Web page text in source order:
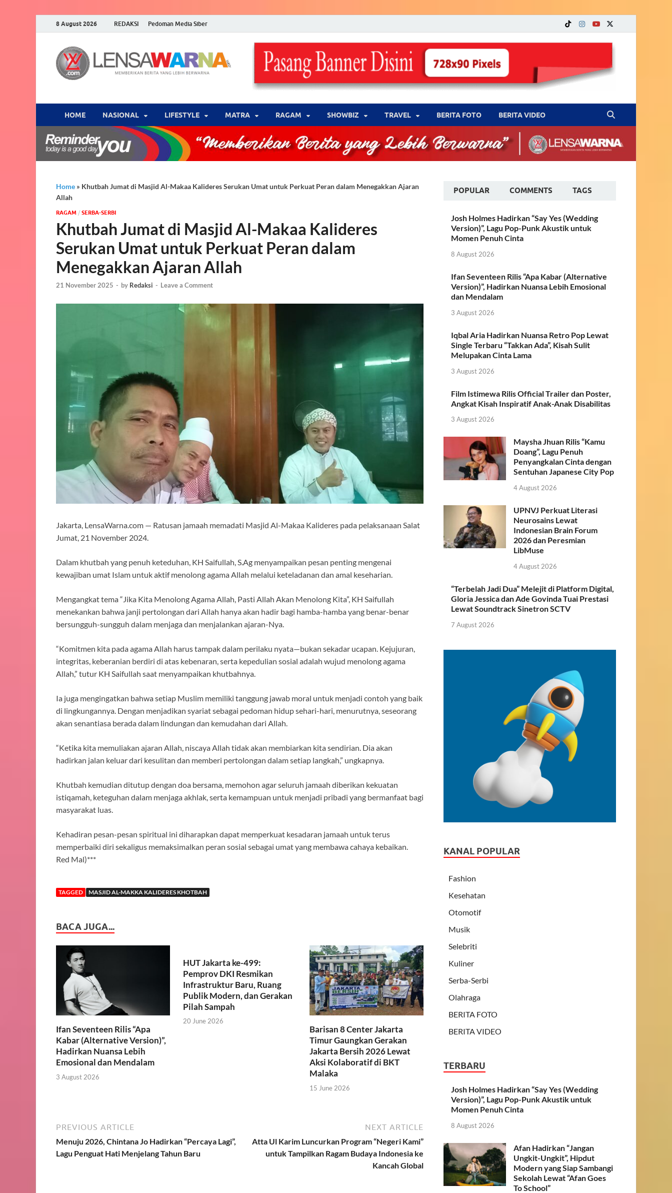
8 August 2026 REDAKSI Pedoman Media Siber
LENSA WARNA .com
Memberikan Berita yang Lebih Berwarna
HOME NASIONAL ‎LIFESTYLE MATRA ‎RAGAM ‎SHOWBIZ ‎TRAVEL BERITA FOTO BERITA VIDEO
Home » Khutbah Jumat di Masjid Al-Makaa Kalideres Serukan Umat untuk Perkuat Peran dalam Menegakkan Ajaran
Allah
‎RAGAM / SERBA-SERBI
Khutbah Jumat di Masjid Al-Makaa Kalideres
Serukan Umat untuk Perkuat Peran dalam
Menegakkan Ajaran Allah
21 November 2025 - by Redaksi - Leave a Comment
Jakarta, LensaWarna.com — Ratusan jamaah memadati Masjid Al-Makaa Kalideres pada pelaksanaan Salat
Jumat, 21 November 2024.
Dalam khutbah yang penuh keteduhan, KH Saifullah, S.Ag menyampaikan pesan penting mengenai
kewajiban umat Islam untuk aktif menolong agama Allah melalui keteladanan dan amal keseharian.
Mengangkat tema “Jika Kita Menolong Agama Allah, Pasti Allah Akan Menolong Kita”, KH Saifullah
menekankan bahwa janji pertolongan dari Allah hanya akan hadir bagi hamba-hamba yang benar-benar
bersungguh-sungguh dalam menjaga dan menjalankan ajaran-Nya.
“Komitmen kita pada agama Allah harus tampak dalam perilaku nyata—bukan sekadar ucapan. Kejujuran,
integritas, keberanian berdiri di atas kebenaran, serta kepedulian sosial adalah wujud menolong agama
Allah,” tutur KH Saifullah saat menyampaikan khutbahnya.
Ia juga mengingatkan bahwa setiap Muslim memiliki tanggung jawab moral untuk menjadi contoh yang baik
di lingkungannya. Dengan menjadikan syariat sebagai pedoman hidup sehari-hari, menurutnya, seseorang
akan senantiasa berada dalam lindungan dan kemudahan dari Allah.
“Ketika kita memuliakan ajaran Allah, niscaya Allah tidak akan membiarkan kita sendirian. Dia akan
hadirkan jalan keluar dari kesulitan dan memberi pertolongan dalam setiap langkah,” ungkapnya.
Khutbah kemudian ditutup dengan doa bersama, memohon agar seluruh jamaah diberikan kekuatan
istiqamah, keteguhan dalam menjaga akhlak, serta kemampuan untuk menjadi pribadi yang bermanfaat bagi
masyarakat luas.
Kehadiran pesan-pesan spiritual ini diharapkan dapat memperkuat kesadaran jamaah untuk terus
memperbaiki diri sekaligus memaksimalkan peran sosial sebagai umat yang membawa cahaya kebaikan.
Red Mal)***
TAGGED MASJID AL-MAKKA KALIDERES KHOTBAH
BACA JUGA...
Ifan Seventeen Rilis “Apa
Kabar (Alternative Version)”,
Hadirkan Nuansa Lebih
Emosional dan Mendalam
3 August 2026
HUT Jakarta ke-499:
Pemprov DKI Resmikan
Infrastruktur Baru, Ruang
Publik Modern, dan Gerakan
Pilah Sampah
20 June 2026
Barisan 8 Center Jakarta
Timur Gaungkan Gerakan
Jakarta Bersih 2026 Lewat
Aksi Kolaboratif di BKT
Malaka
15 June 2026
PREVIOUS ARTICLE
Menuju 2026, Chintana Jo Hadirkan “Percaya Lagi”,
Lagu Penguat Hati Menjelang Tahun Baru
NEXT ARTICLE
Atta Ul Karim Luncurkan Program “Negeri Kami”
untuk Tampilkan Ragam Budaya Indonesia ke
Kancah Global
POPULAR COMMENTS TAGS
Josh Holmes Hadirkan “Say Yes (Wedding
Version)”, Lagu Pop-Punk Akustik untuk
Momen Penuh Cinta
8 August 2026
Ifan Seventeen Rilis “Apa Kabar (Alternative
Version)”, Hadirkan Nuansa Lebih Emosional
dan Mendalam
3 August 2026
Iqbal Aria Hadirkan Nuansa Retro Pop Lewat
Single Terbaru “Takkan Ada”, Kisah Sulit
Melupakan Cinta Lama
3 August 2026
Film Istimewa Rilis Official Trailer dan Poster,
Angkat Kisah Inspiratif Anak-Anak Disabilitas
3 August 2026
Maysha Jhuan Rilis “Kamu
Doang”, Lagu Penuh
Penyangkalan Cinta dengan
Sentuhan Japanese City Pop
4 August 2026
UPNVJ Perkuat Literasi
Neurosains Lewat
Indonesian Brain Forum
2026 dan Peresmian
LibMuse
4 August 2026
“Terbelah Jadi Dua” Melejit di Platform Digital,
Gloria Jessica dan Ade Govinda Tuai Prestasi
Lewat Soundtrack Sinetron SCTV
7 August 2026
KANAL POPULAR
Fashion
Kesehatan
Otomotif
Musik
Selebriti
Kuliner
Serba-Serbi
Olahraga
BERITA FOTO
BERITA VIDEO
TERBARU
Josh Holmes Hadirkan “Say Yes (Wedding
Version)”, Lagu Pop-Punk Akustik untuk
Momen Penuh Cinta
8 August 2026
Afan Hadirkan “Jangan
Ungkit-Ungkit”, Hipdut
Modern yang Siap Sambangi
Sekolah Lewat “Afan Goes
To School”